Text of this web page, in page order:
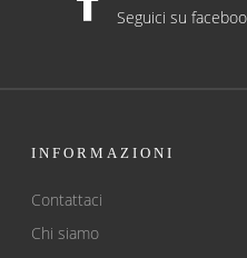
Seguici su
INFORMAZIONI
Contattaci
Chi siamo